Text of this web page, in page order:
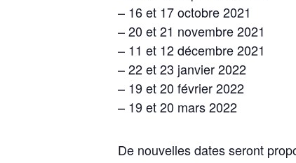
– 16 et 17 octobre 2021
– 20 et 21 novembre 2021
– 11 et 12 décembre 2021
– 22 et 23 janvier 2022
– 19 et 20 février 2022
– 19 et 20 mars 2022
De nouvelles dates seront